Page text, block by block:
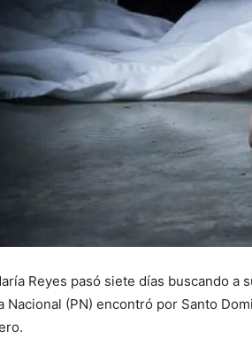
Reyes pasó siete días buscando a
Nacional (PN) encontró por Santo